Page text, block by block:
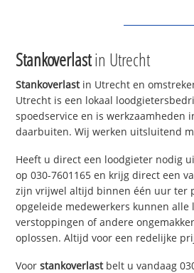
Stankoverlastin Utrecht
Stankoverlastin Utrecht en
Utrecht is een lokaal
spoedservice en is werkzaamheden
daarbuiten. Wij werken uitsluitend
Heeft u direct een loodgieter nodig
op 030-7601165 en krijg direct een
zijn vrijwel altijd binnen één uur ter
opgeleide medewerkers kunnen alle
verstoppingen of andere
oplossen. Altijd voor een redelijke
Voorstankoverlastbelt u vandaag